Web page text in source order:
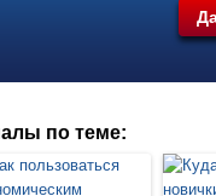
по теме: